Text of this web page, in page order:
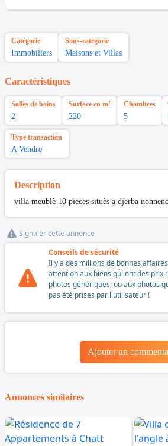
Catégorie
Immobiliers
Sous-catégorie
Maisons et Villas
Caractéristiques
Salles de bains
2
Surface en m²
220
Chambres
5
Type transaction
A Vendre
Description
villa meublè 10 pieces situès a djerba
Signaler cette annonce
Conseils de sécurité
Il y a des millions de bonnes
attention aux biens qui ont des prix
photos génériques, ou aux photos
pas été prises par l'utilisateur !
Ajouter un
Annonces similaires